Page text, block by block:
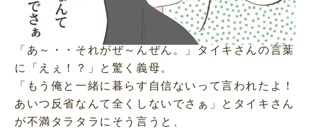
「あ～・・それがぜ～んぜん。」タイキさんの言葉
に「えぇ！？」と驚く義母。
「もう俺と一緒に暮らす自信ないって言われたよ！
あいつ反省なんて全くしないでさぁ」とタイキさん
が不満タラタラにそう言うと、